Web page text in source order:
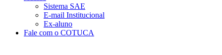
Sistema SAE
E-mail Institucional
Ex-aluno
Fale com o COTUCA